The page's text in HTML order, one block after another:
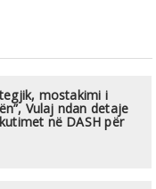
mostakimi i
Vulaj ndan detaje
në DASH për